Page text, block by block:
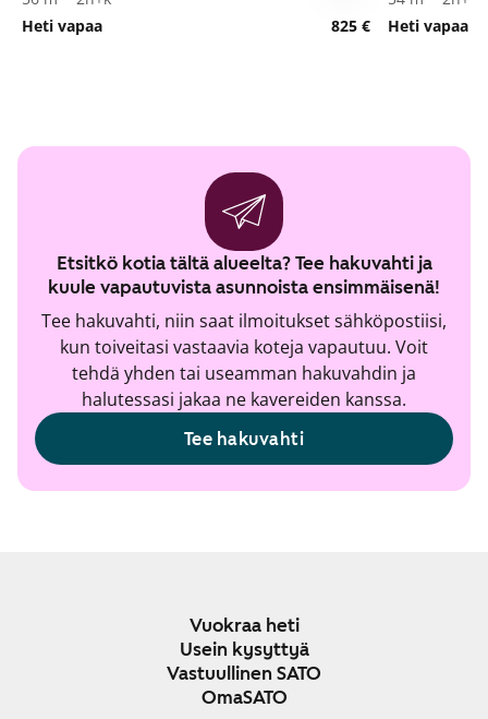
Heti vapaa
825 €
Heti vapaa
Etsitkö kotia tältä alueelta? Tee hakuvahti ja
kuule vapautuvista asunnoista ensimmäisenä!
Tee hakuvahti, niin saat ilmoitukset sähköpostiisi,
kun toiveitasi vastaavia koteja vapautuu. Voit
tehdä yhden tai useamman hakuvahdin ja
halutessasi jakaa ne kavereiden kanssa.
Tee hakuvahti
Vuokraa heti
Usein kysyttyä
Vastuullinen SATO
OmaSATO